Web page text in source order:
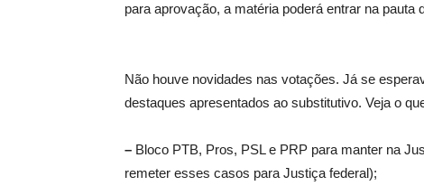
para aprovação, a matéria poderá entrar na pauta
Não houve novidades nas votações. Já se
destaques apresentados ao substitutivo. Veja o
– Bloco PTB, Pros, PSL e PRP para manter na
remeter esses casos para Justiça federal);